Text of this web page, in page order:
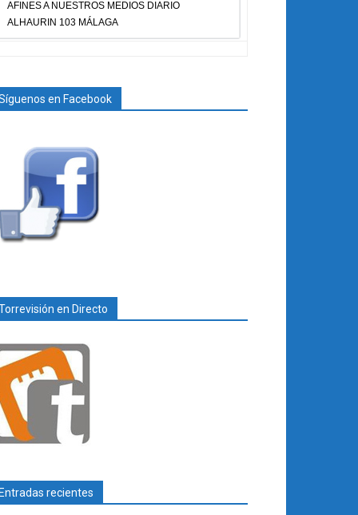
AFINES A NUESTROS MEDIOS DIARIO
ALHAURIN 103 MÁLAGA
en Facebook
en Directo
recientes